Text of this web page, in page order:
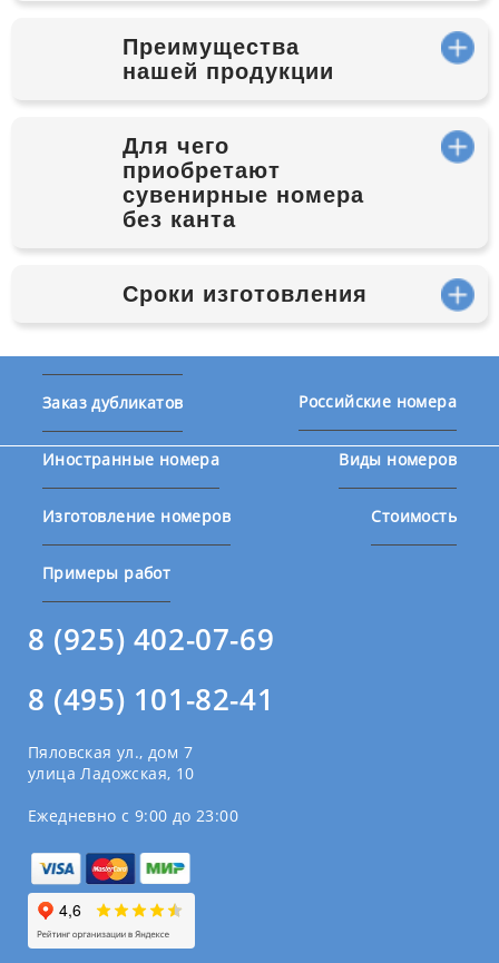
Преимущества
нашей продукции
Для чего
приобретают
сувенирные номера
без канта
Сроки изготовления
Заказ дубликатов Российские номера
Иностранные номера Виды номеров
Изготовление номеров Стоимость
Примеры работ
8 (925) 402-07-69
8 (495) 101-82-41
Пяловская ул., дом 7
улица Ладожская, 10
Ежедневно с 9:00 до 23:00